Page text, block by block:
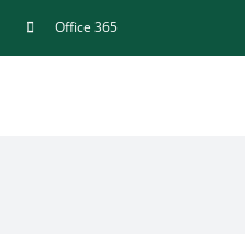
Office 365